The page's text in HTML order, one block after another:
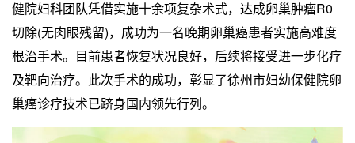
健院妇科团队凭借实施十余项复杂术式，达成卵巢肿瘤R0
切除(无肉眼残留)，成功为一名晚期卵巢癌患者实施高难度
根治手术。目前患者恢复状况良好，后续将接受进一步化疗
及靶向治疗。此次手术的成功，彰显了徐州市妇幼保健院卵
巢癌诊疗技术已跻身国内领先行列。